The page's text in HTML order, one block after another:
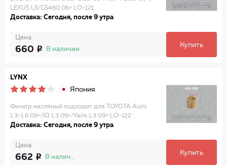
LEXUS LS/GS460 06> LO-121
Доставка: Сегодня, после 9 утра
Цена
660 В наличии
Купить
LYNX
Япония
Фильтр масляный подходит для TOYOTA Auris
1.3-1.6 09>/IQ 1.3 09>/Yaris 1.3 09> LO-122
Доставка: Сегодня, после 9 утра
Цена
662 В наличии
Купить